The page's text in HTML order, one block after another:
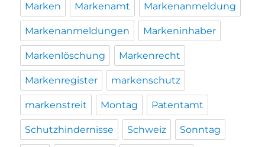
Marken Markenamt Markenanmeldung
Markenanmeldungen Markeninhaber
Markenlöschung Markenrecht
Markenregister markenschutz
markenstreit Montag Patentamt
Schutzhindernisse Schweiz Sonntag